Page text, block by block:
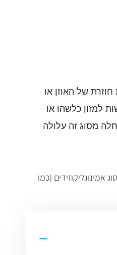
של האוזן או
למזון כלשהו או
מסוג זה עלולה
(כמו